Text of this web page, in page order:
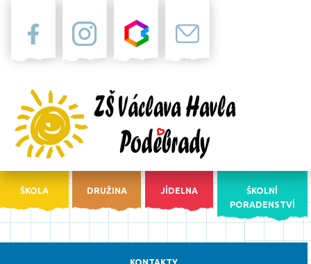
ŠKOLA DRUŽINA JÍDELNA
ŠKOLNÍ
PORADENSTVÍ
KONTAKTY